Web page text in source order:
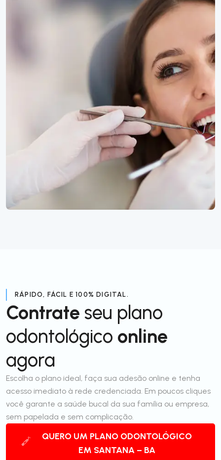
RÁPIDO, FÁCIL E 100% DIGITAL.
Contrate seu plano
odontológico online
agora
Escolha o plano ideal, faça sua adesão online e tenha
acesso imediato à rede credenciada. Em poucos cliques
você garante a saúde bucal da sua família ou empresa,
sem papelada e sem complicação.
QUERO UM PLANO ODONTOLÓGICO
EM SANTANA – BA